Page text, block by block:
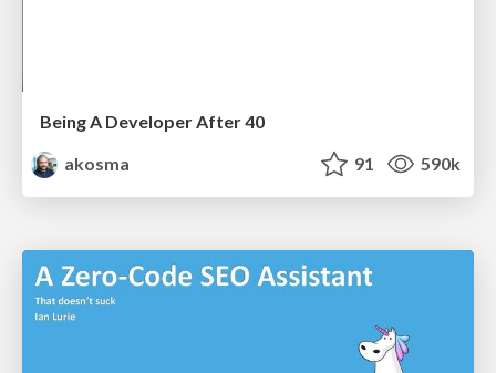
Being A Developer After 40
akosma
91 590k